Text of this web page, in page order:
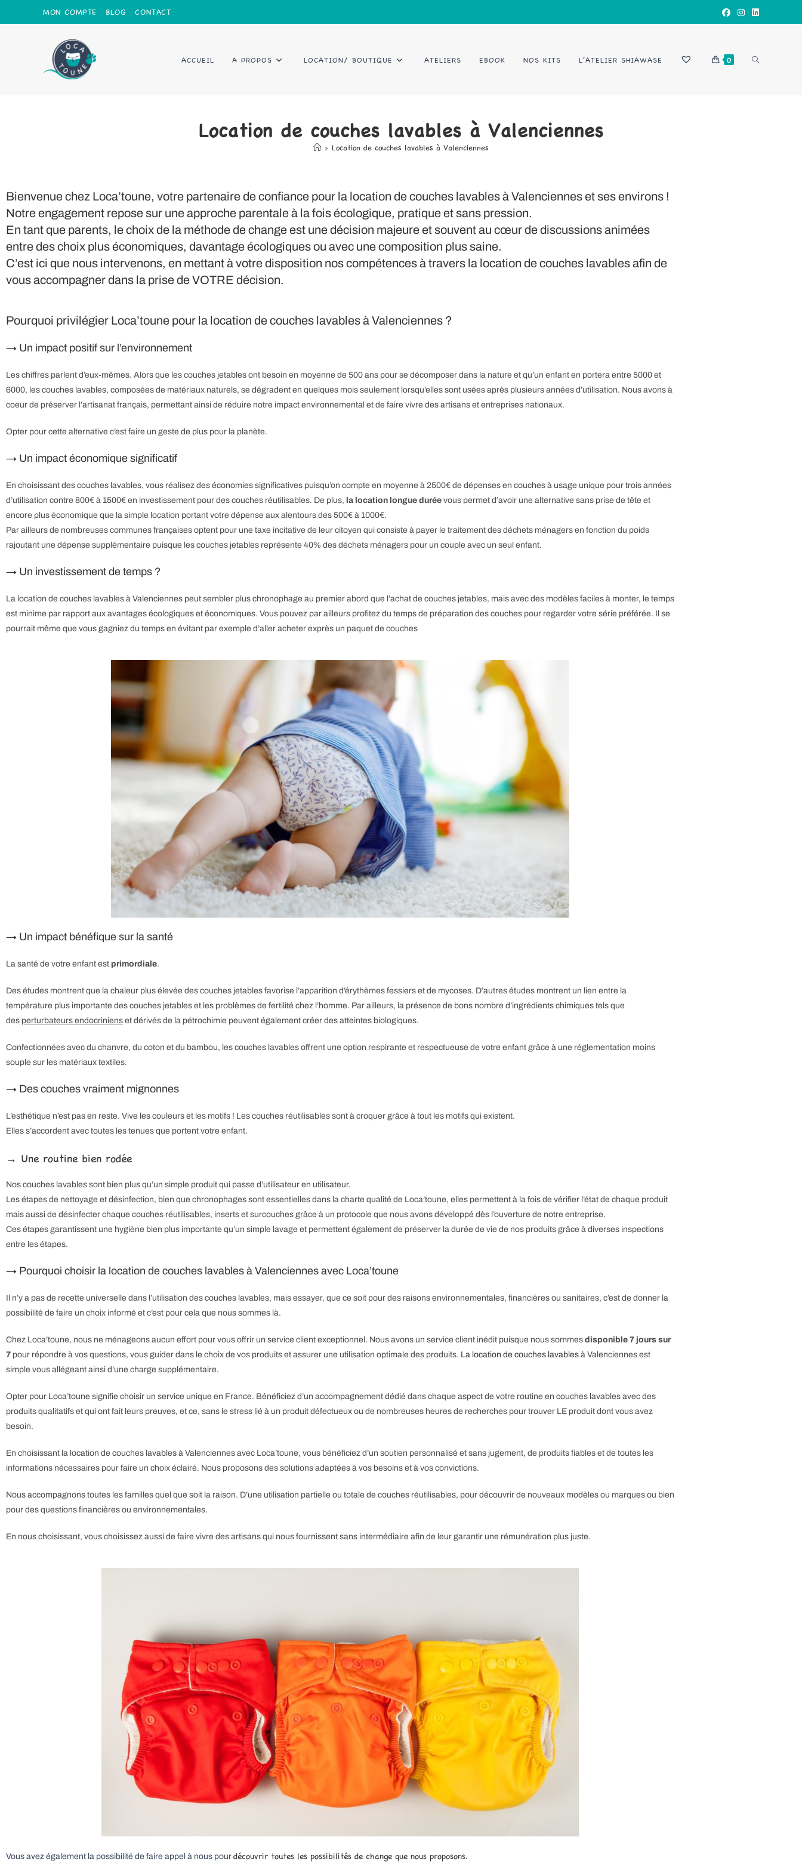
MON COMPTE BLOG CONTACT
ACCUEIL A PROPOS LOCATION/ BOUTIQUE ATELIERS EBOOK NOS KITS L’ATELIER SHIAWASE 0
Location de couches lavables à Valenciennes
> Location de couches lavables à Valenciennes
Bienvenue chez Loca’toune, votre partenaire de confiance pour la location de couches lavables à Valenciennes et ses environs !
Notre engagement repose sur une approche parentale à la fois écologique, pratique et sans pression.
En tant que parents, le choix de la méthode de change est une décision majeure et souvent au cœur de discussions animées
entre des choix plus économiques, davantage écologiques ou avec une composition plus saine.
C’est ici que nous intervenons, en mettant à votre disposition nos compétences à travers la location de couches lavables afin de
vous accompagner dans la prise de VOTRE décision.
Pourquoi privilégier Loca’toune pour la location de couches lavables à Valenciennes ?
→ Un impact positif sur l’environnement
Les chiffres parlent d’eux-mêmes. Alors que les couches jetables ont besoin en moyenne de 500 ans pour se décomposer dans la nature et qu’un enfant en portera entre 5000 et
6000, les couches lavables, composées de matériaux naturels, se dégradent en quelques mois seulement lorsqu’elles sont usées après plusieurs années d’utilisation. Nous avons à
coeur de préserver l’artisanat français, permettant ainsi de réduire notre impact environnemental et de faire vivre des artisans et entreprises nationaux.
Opter pour cette alternative c’est faire un geste de plus pour la planète.
→ Un impact économique significatif
En choisissant des couches lavables, vous réalisez des économies significatives puisqu’on compte en moyenne à 2500€ de dépenses en couches à usage unique pour trois années
d’utilisation contre 800€ à 1500€ en investissement pour des couches réutilisables. De plus, la location longue durée vous permet d’avoir une alternative sans prise de tête et
encore plus économique que la simple location portant votre dépense aux alentours des 500€ à 1000€.
Par ailleurs de nombreuses communes françaises optent pour une taxe incitative de leur citoyen qui consiste à payer le traitement des déchets ménagers en fonction du poids
rajoutant une dépense supplémentaire puisque les couches jetables représente 40% des déchets ménagers pour un couple avec un seul enfant.
→ Un investissement de temps ?
La location de couches lavables à Valenciennes peut sembler plus chronophage au premier abord que l’achat de couches jetables, mais avec des modèles faciles à monter, le temps
est minime par rapport aux avantages écologiques et économiques. Vous pouvez par ailleurs profitez du temps de préparation des couches pour regarder votre série préférée. Il se
pourrait même que vous gagniez du temps en évitant par exemple d’aller acheter exprès un paquet de couches
→ Un impact bénéfique sur la santé
La santé de votre enfant est primordiale.
Des études montrent que la chaleur plus élevée des couches jetables favorise l’apparition d’érythèmes fessiers et de mycoses. D’autres études montrent un lien entre la
température plus importante des couches jetables et les problèmes de fertilité chez l’homme. Par ailleurs, la présence de bons nombre d’ingrédients chimiques tels que
des perturbateurs endocriniens et dérivés de la pétrochimie peuvent également créer des atteintes biologiques.
Confectionnées avec du chanvre, du coton et du bambou, les couches lavables offrent une option respirante et respectueuse de votre enfant grâce à une réglementation moins
souple sur les matériaux textiles.
→ Des couches vraiment mignonnes
L’esthétique n’est pas en reste. Vive les couleurs et les motifs ! Les couches réutilisables sont à croquer grâce à tout les motifs qui existent.
Elles s’accordent avec toutes les tenues que portent votre enfant.
→ Une routine bien rodée
Nos couches lavables sont bien plus qu’un simple produit qui passe d’utilisateur en utilisateur.
Les étapes de nettoyage et désinfection, bien que chronophages sont essentielles dans la charte qualité de Loca’toune, elles permettent à la fois de vérifier l’état de chaque produit
mais aussi de désinfecter chaque couches réutilisables, inserts et surcouches grâce à un protocole que nous avons développé dès l’ouverture de notre entreprise.
Ces étapes garantissent une hygiène bien plus importante qu’un simple lavage et permettent également de préserver la durée de vie de nos produits grâce à diverses inspections
entre les étapes.
→ Pourquoi choisir la location de couches lavables à Valenciennes avec Loca’toune
Il n’y a pas de recette universelle dans l’utilisation des couches lavables, mais essayer, que ce soit pour des raisons environnementales, financières ou sanitaires, c’est de donner la
possibilité de faire un choix informé et c’est pour cela que nous sommes là.
Chez Loca’toune, nous ne ménageons aucun effort pour vous offrir un service client exceptionnel. Nous avons un service client inédit puisque nous sommes disponible 7 jours sur
7 pour répondre à vos questions, vous guider dans le choix de vos produits et assurer une utilisation optimale des produits. La location de couches lavables à Valenciennes est
simple vous allégeant ainsi d’une charge supplémentaire.
Opter pour Loca’toune signifie choisir un service unique en France. Bénéficiez d’un accompagnement dédié dans chaque aspect de votre routine en couches lavables avec des
produits qualitatifs et qui ont fait leurs preuves, et ce, sans le stress lié à un produit défectueux ou de nombreuses heures de recherches pour trouver LE produit dont vous avez
besoin.
En choisissant la location de couches lavables à Valenciennes avec Loca’toune, vous bénéficiez d’un soutien personnalisé et sans jugement, de produits fiables et de toutes les
informations nécessaires pour faire un choix éclairé. Nous proposons des solutions adaptées à vos besoins et à vos convictions.
Nous accompagnons toutes les familles quel que soit la raison. D’une utilisation partielle ou totale de couches réutilisables, pour découvrir de nouveaux modèles ou marques ou bien
pour des questions financières ou environnementales.
En nous choisissant, vous choisissez aussi de faire vivre des artisans qui nous fournissent sans intermédiaire afin de leur garantir une rémunération plus juste.
Vous avez également la possibilité de faire appel à nous pour découvrir toutes les possibilités de change que nous proposons.